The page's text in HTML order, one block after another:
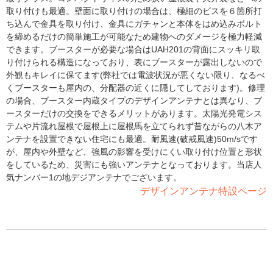
取り付けも最適。壁面に取り付けの場合は、極細のビスを６箇所打
ち込んで金具を取り付け、金具にガチャンと本体をはめ込みボルト
を締めるだけの簡単施工が可能なため建物へのダメージを極力軽減
できます。ブースターが必要な場合はUAH201の背面にスッキリ取
り付けられる構造になっており、表にブースターが露出しないので
外観もキレイに保てます(弊社では電波状況が悪くない限り、なるべ
くブースターも屋内の、分配器の近くに隠してしております)。修理
の場合、ブースター内蔵タイプのデザインアンテナとは異なり、ブ
ースターだけの交換をできるメリットがあります。太陽光発電シス
テムや片流れ屋根で屋根上に屋根馬を立てられず昔ながらの八木ア
ンテナを設置できない住宅にも最適。耐風速(破戒風速)50m/sです
が、屋内や外壁など、強風の影響を受けにくい取り付け位置と形状
をしているため、災害にも強いアンテナとなっております。当店人
気ナンバー1の地デジアンテナでございます。
デザインアンテナ特設ページ